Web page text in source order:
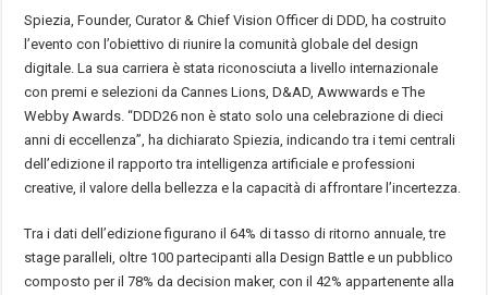
Spiezia, Founder, Curator & Chief Vision Officer di DDD, ha costruito
l’evento con l’obiettivo di riunire la comunità globale del design
digitale. La sua carriera è stata riconosciuta a livello internazionale
con premi e selezioni da Cannes Lions, D&AD, Awwwards e The
Webby Awards. “DDD26 non è stato solo una celebrazione di dieci
anni di eccellenza”, ha dichiarato Spiezia, indicando tra i temi centrali
dell’edizione il rapporto tra intelligenza artificiale e professioni
creative, il valore della bellezza e la capacità di affrontare l’incertezza.
Tra i dati dell’edizione figurano il 64% di tasso di ritorno annuale, tre
stage paralleli, oltre 100 partecipanti alla Design Battle e un pubblico
composto per il 78% da decision maker, con il 42% appartenente alla